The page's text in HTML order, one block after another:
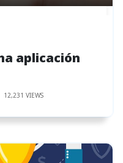
aplicación
12,231 VIEWS